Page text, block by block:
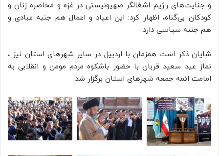
و جنایت‌های رژیم اشغالگر صهیونیستی در غزه و محاصره زنان و
کودکان بی‌گناه، اظهار کرد: این اعیاد و اعمال هم جنبه عبادی و
هم جنبه سیاسی دارد.
شایان ذکر است همزمان با اردبیل در سایر شهرهای استان نیز ،
نماز عید سعید قربان با حضور باشکوه مردم مومن و انقلابی به
امامت ائمه جمعه شهرهای استان برگزار شد.